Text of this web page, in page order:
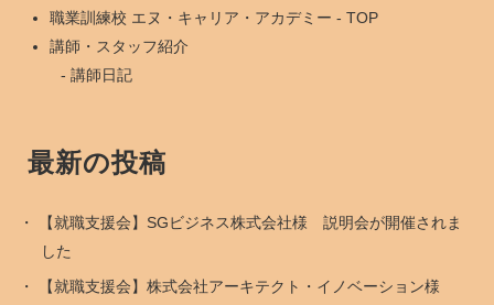
職業訓練校 エヌ・キャリア・アカデミー - TOP
講師・スタッフ紹介
講師日記
最新の投稿
【就職支援会】SGビジネス株式会社様 説明会が開催されま
した
【就職支援会】株式会社アーキテクト・イノベーション様